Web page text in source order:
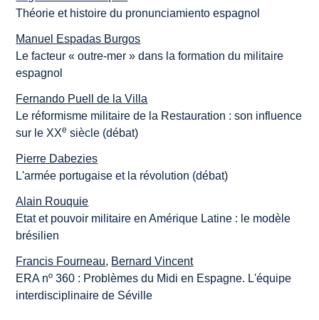
Théorie et histoire du pronunciamiento espagnol
Manuel Espadas Burgos
Le facteur « outre-mer » dans la formation du militaire
espagnol
Fernando Puell de la Villa
Le réformisme militaire de la Restauration : son influence
sur le XXe siècle (débat)
Pierre Dabezies
L'armée portugaise et la révolution (débat)
Alain Rouquie
Etat et pouvoir militaire en Amérique Latine : le modèle
brésilien
Francis Fourneau, Bernard Vincent
ERA nº 360 : Problèmes du Midi en Espagne. L'équipe
interdisciplinaire de Séville